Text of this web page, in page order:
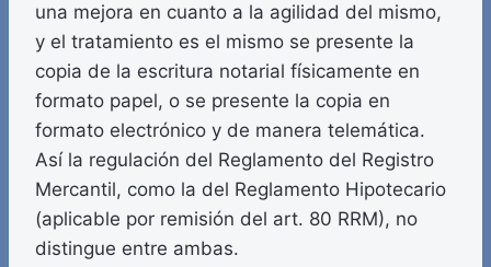
una mejora en cuanto a la agilidad del mismo,
y el tratamiento es el mismo se presente la
copia de la escritura notarial físicamente en
formato papel, o se presente la copia en
formato electrónico y de manera telemática.
Así la regulación del Reglamento del Registro
Mercantil, como la del Reglamento Hipotecario
(aplicable por remisión del art. 80 RRM), no
distingue entre ambas.